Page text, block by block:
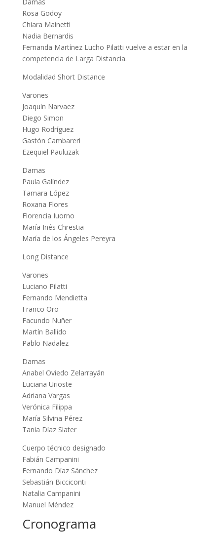
Rosa Godoy
Chiara Mainetti
Nadia Bernardis
Fernanda Martínez Lucho Pilatti vuelve a estar en la
competencia de Larga Distancia.
Modalidad Short Distance
Varones
Joaquín Narvaez
Diego Simon
Hugo Rodríguez
Gastón Cambareri
Ezequiel Pauluzak
Damas
Paula Galíndez
Tamara López
Roxana Flores
Florencia Iuorno
María Inés Chrestia
María de los Ángeles Pereyra
Long Distance
Varones
Luciano Pilatti
Fernando Mendietta
Franco Oro
Facundo Nuñer
Martín Ballido
Pablo Nadalez
Damas
Anabel Oviedo Zelarrayán
Luciana Urioste
Adriana Vargas
Verónica Filippa
María Silvina Pérez
Tania Díaz Slater
Cuerpo técnico designado
Fabián Campanini
Fernando Díaz Sánchez
Sebastián Bicciconti
Natalia Campanini
Manuel Méndez
Cronograma